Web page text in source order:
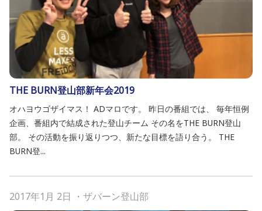
THE BURN登山部新年会2019
オハヨウゴザイマス！ ADマロです。 昨日の番組では、 毎年恒例
企画、番組内で結成された登山チーム その名をTHE BURN登山
部。 その活動を振り返りつつ、新たな目標を語り合う。 THE
BURN登...
2017年1月 2日 ・ ザバーン登山部